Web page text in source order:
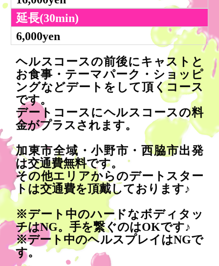
延長(30min)
6,000yen
ヘルスコースの前後にキャストと
お食事・テーマパーク・ショッピ
ングなどデートをして頂くコース
です。
デートコースにヘルスコースの料
金がプラスされます。
加東市全域・小野市・西脇市出発
は交通費無料です。
その他エリアからのデートスター
トは交通費を頂戴しております♪
※デート中のハードなボディタッ
チはNG。手を繋ぐのはOKです♪
※デート中のヘルスプレイはNGで
す。